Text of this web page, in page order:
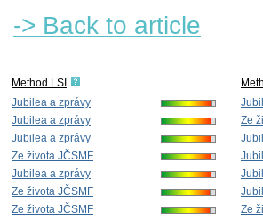
-> Back to article
Method LSI
Jubilea a zprávy
Jubilea a zprávy
Jubilea a zprávy
Ze života JČSMF
Jubilea a zprávy
Ze života JČSMF
Ze života JČSMF
Ze
Ze